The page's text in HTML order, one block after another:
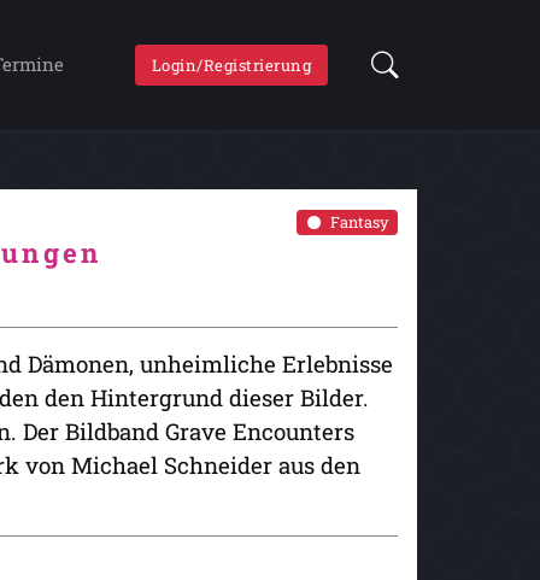
Login/Registrierung
Fantasy
Dämonen, unheimliche Erlebnisse
den Hintergrund dieser Bilder.
Der Bildband Grave Encounters
von Michael Schneider aus den